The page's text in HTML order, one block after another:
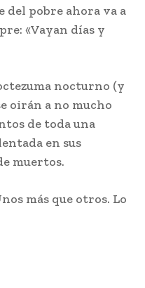
del pobre ahora va a
«Vayan días y
nocturno (y
oirán a no mucho
de toda una
en sus
muertos.
más que otros. Lo